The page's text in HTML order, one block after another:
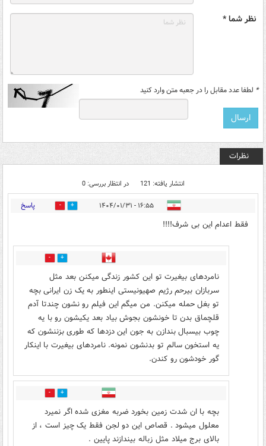
نظر شما *
* لطفا عدد مقابل را در جعبه متن وارد کنید
نظرات
انتشار یافته: 121 در انتظار بررسی: 0
۱۶:۵۵ - ۱۴۰۴/۰۱/۳۱ 107 پاسخ
فقط اعدام این بی شرف!!!!
71
نامردهای بیغیرت تو این کشور زندگی میکنن بعد مثل
سربازان بیرحم رژیم صهیونیستی اینطور به یک زن ایرانی بچه
تو بغل حمله میکنن. من میگم این فیلم رو نشون چندتا آدم
قلچماق بدن تا خونشون بجوش بیاد بعد یکیشون رو با یه
چوب بیسبال بندازن به جون این دزدها که طوری بزننشون که
یه استخون سالم تو بدنشون نمونه. نامردهای بیغیرت با اینکار
گور خودشون رو کندن.
51
بچه با ان شدت زمین بخورد ضربه مغزی شده اگر نمیرد
معلول میشود . قصاص این دو لجن فقط یک چیز است ، از
بالای برج میلاد مثل زباله بیندازند پایین .